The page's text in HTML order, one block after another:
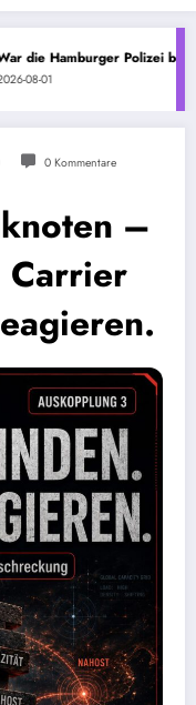
Hamburger Polizei beim
01
0 Kommentare
–
Carrier